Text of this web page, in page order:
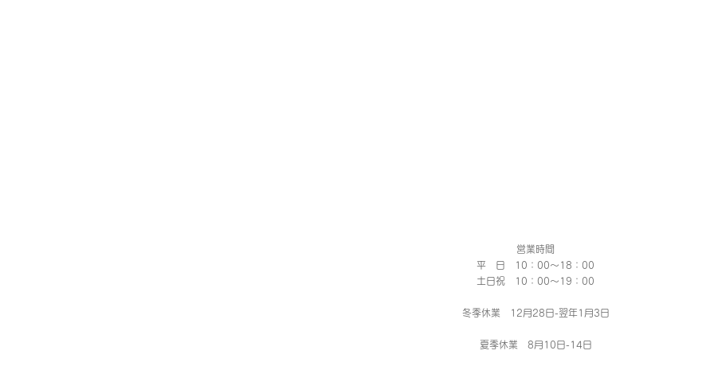
営業時間
平 日 10：00～18：00​
土日祝 10：00～19：00
冬季休業 12月28日-翌年1月3日
夏季休業 8月10日-14日